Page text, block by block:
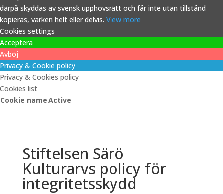
därpå skyddas av svensk upphovsrätt och får inte utan tillstånd
kopieras, varken helt eller delvis. View more
Cookies settings
Acceptera
Avböj
Privacy & Cookie policy
Privacy & Cookies policy
Cookies list
Cookie nameActive
Stiftelsen Särö
Kulturarvs policy för
integritetsskydd